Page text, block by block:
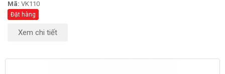
Mã: VK110
Đặt hàng
Xem chi tiết